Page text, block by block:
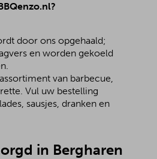
door ons opgehaald;
en worden gekoeld
van barbecue,
Vul uw bestelling
sausjes, dranken en
in Bergharen